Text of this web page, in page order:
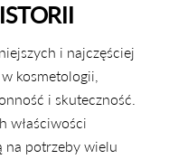
i najczęściej
kosmetologii,
i skuteczność.
właściwości
na potrzeby wielu